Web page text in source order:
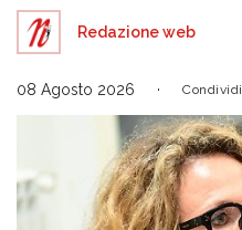
Redazione web
08 Agosto 2026 Condividi